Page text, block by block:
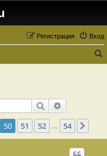
Вход
Регистрация
Поиск
50 51 52 54